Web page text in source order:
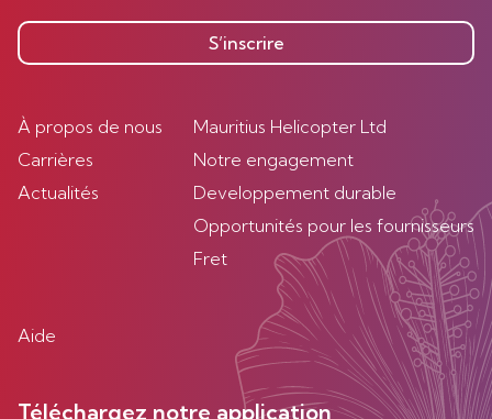
S’inscrire
À propos de nous
Carrières
Actualités
Mauritius Helicopter Ltd
Notre engagement
Developpement durable
Opportunités pour les fournisseurs
Fret
Aide
Téléchargez notre application